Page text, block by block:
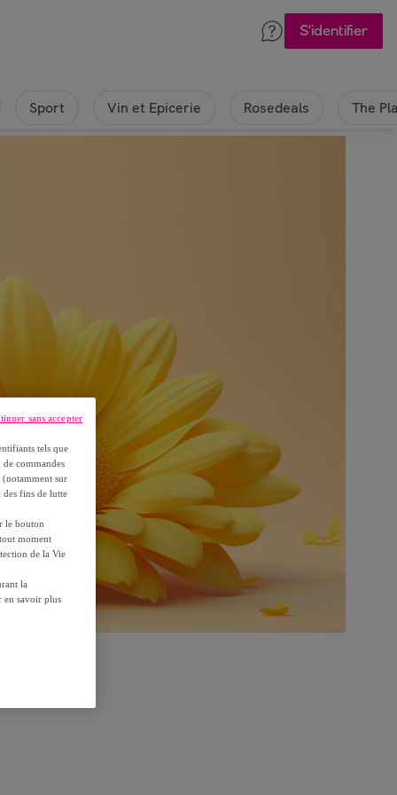
S'identifier
Sport Vin et Epicerie Rosedeals The
tels que
commandes
(notamment sur
des fins de lutte
le bouton
moment
de la Vie
la
en savoir plus
sans accepter